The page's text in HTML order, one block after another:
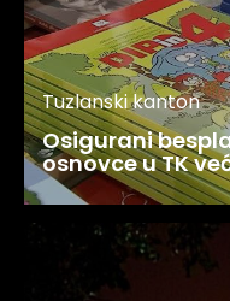
Tuzlanski kanton
Osigurani
osnovce u TK